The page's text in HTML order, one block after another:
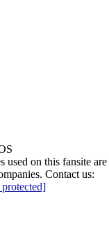
used on this fansite
Contact us: